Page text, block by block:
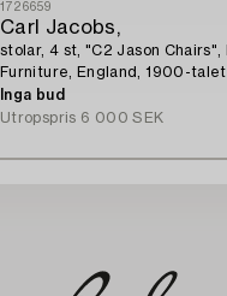
1726659
Carl Jacobs,
stolar, 4 st, "C2 Jason Chairs",
Furniture, England, 1900-
Inga bud
Utropspris 6 000 SEK